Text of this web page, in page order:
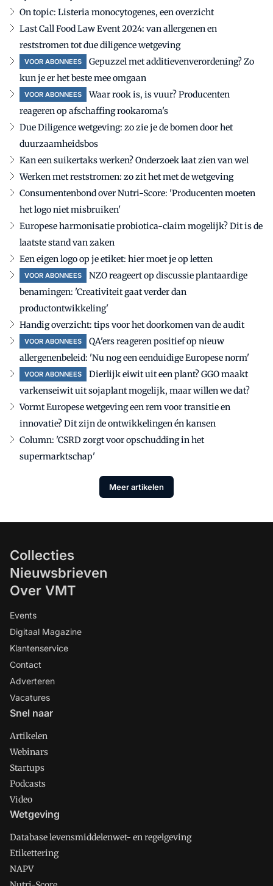
On topic: Listeria monocytogenes, een overzicht
Last Call Food Law Event 2024: van allergenen en
reststromen tot due diligence wetgeving
VOOR ABONNEES
Gepuzzel met additievenverordening? Zo
kun je er het beste mee omgaan
VOOR ABONNEES
Waar rook is, is vuur? Producenten
reageren op afschaffing rookaroma's
Due Diligence wetgeving: zo zie je de bomen door het
duurzaamheidsbos
Kan een suikertaks werken? Onderzoek laat zien van wel
Werken met reststromen: zo zit het met de wetgeving
Consumentenbond over Nutri-Score: 'Producenten moeten
het logo niet misbruiken'
Europese harmonisatie probiotica-claim mogelijk? Dit is de
laatste stand van zaken
Een eigen logo op je etiket: hier moet je op letten
VOOR ABONNEES
NZO reageert op discussie plantaardige
benamingen: 'Creativiteit gaat verder dan
productontwikkeling'
Handig overzicht: tips voor het doorkomen van de audit
VOOR ABONNEES
QA'ers reageren positief op nieuw
allergenenbeleid: 'Nu nog een eenduidige Europese norm'
VOOR ABONNEES
Dierlijk eiwit uit een plant? GGO maakt
varkenseiwit uit sojaplant mogelijk, maar willen we dat?
Vormt Europese wetgeving een rem voor transitie en
innovatie? Dit zijn de ontwikkelingen én kansen
Column: 'CSRD zorgt voor opschudding in het
supermarktschap'
Meer artikelen
Collecties
Nieuwsbrieven
Over VMT
Events
Digitaal Magazine
Klantenservice
Contact
Adverteren
Vacatures
Snel naar
Artikelen
Webinars
Startups
Podcasts
Video
Wetgeving
Database levensmiddelenwet- en regelgeving
Etikettering
NAPV